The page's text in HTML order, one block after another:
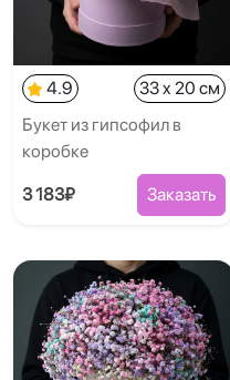
4.9
33 x 20 см
Букет из гипсофил в
коробке
3 183₽ Заказать